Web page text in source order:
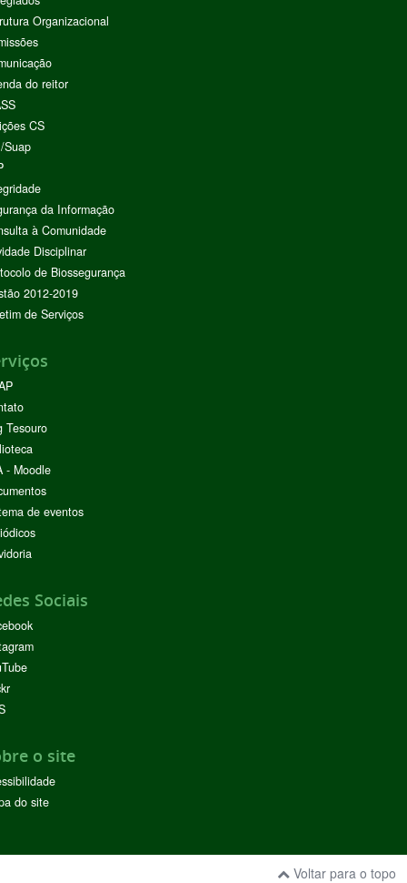
Organizacional
do reitor
CS
Suap
da Informação
à Comunidade
Disciplinar
de Biossegurança
2012-2019
de Serviços
Tesouro
- Moodle
de eventos
Sociais
o site
do site
Voltar para o topo